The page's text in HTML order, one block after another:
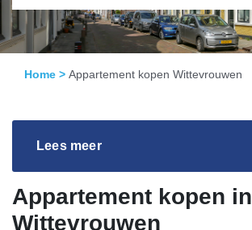
Home > Appartement kopen Wittevrouwen
Lees meer
Appartement kopen in
Wittevrouwen